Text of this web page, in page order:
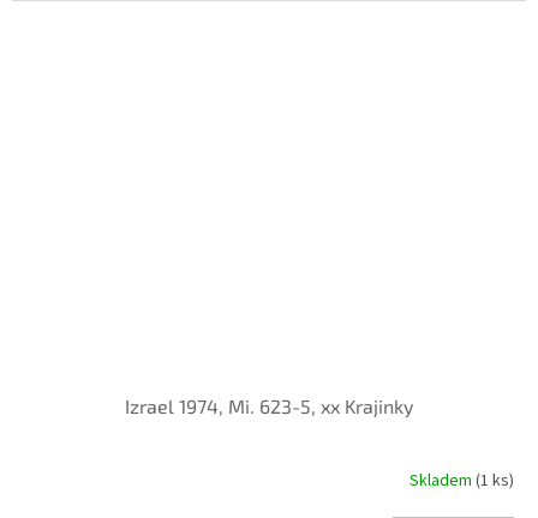
Izrael 1974, Mi. 623-5, xx Krajinky
Skladem (1 ks)